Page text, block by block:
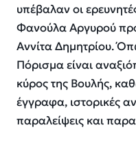
υπέβαλαν οι
Φανούλα Αργυρού
Αννίτα Δημητρίου.
Πόρισμα είναι
κύρος της Βουλής,
έγγραφα, ιστορικές
παραλείψεις και